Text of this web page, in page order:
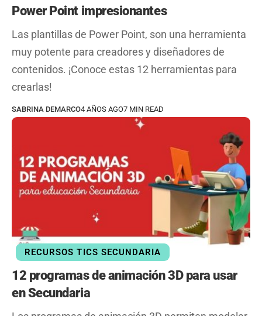
Power Point impresionantes
Las plantillas de Power Point, son una herramienta
muy potente para creadores y diseñadores de
contenidos. ¡Conoce estas 12 herramientas para
crearlas!
SABRINA DEMARCO4 AÑOS AGO7 MIN READ
RECURSOS TICS SECUNDARIA
12 programas de animación 3D para usar
en Secundaria